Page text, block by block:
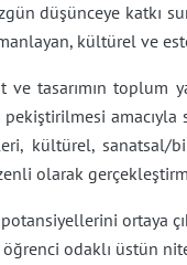
düşünceye katkı
kültürel ve
ve tasarımın toplum
amacıyla
kültürel, sanatsal/
olarak
ortaya
öğrenci odaklı üstün